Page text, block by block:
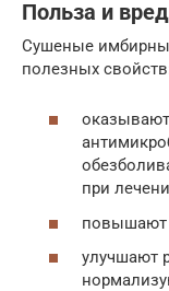
Польза и вред
Сушеные
полезных
при
повышают
улучшают